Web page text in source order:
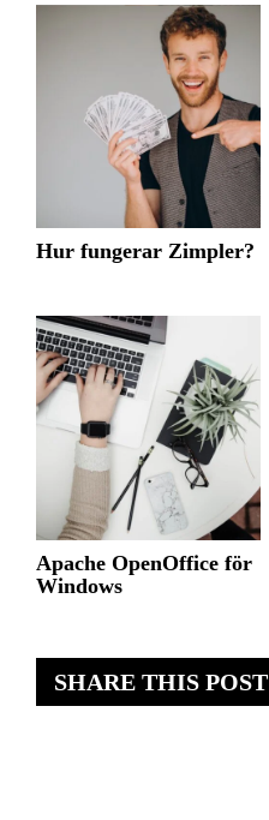
SHARE THIS POST
Hur fungerar Zimpler?
Apache OpenOffice för
Windows